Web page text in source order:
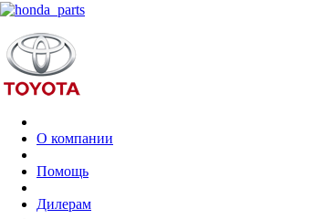
О компании
Помощь
Дилерам